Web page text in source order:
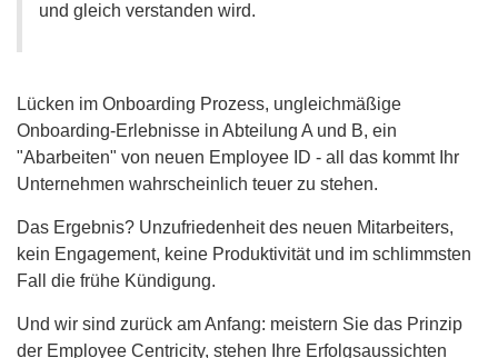
und gleich verstanden wird.
Lücken im Onboarding Prozess, ungleichmäßige
Onboarding-Erlebnisse in Abteilung A und B, ein
"Abarbeiten" von neuen Employee ID - all das kommt Ihr
Unternehmen wahrscheinlich teuer zu stehen.
Das Ergebnis? Unzufriedenheit des neuen Mitarbeiters,
kein Engagement, keine Produktivität und im schlimmsten
Fall die frühe Kündigung.
Und wir sind zurück am Anfang: meistern Sie das Prinzip
der Employee Centricity, stehen Ihre Erfolgsaussichten